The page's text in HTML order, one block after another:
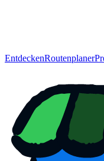
EntdeckenRoutenplaner